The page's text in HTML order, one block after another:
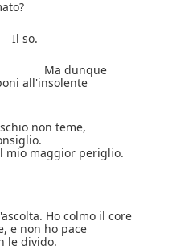
Il so.
Ma dunque
all'insolente
non teme,
mio maggior periglio.
Ho colmo il core
e non ho pace
le divido.